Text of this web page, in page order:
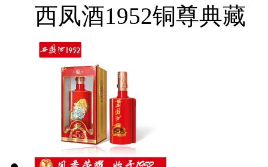
西凤酒1952铜尊典藏